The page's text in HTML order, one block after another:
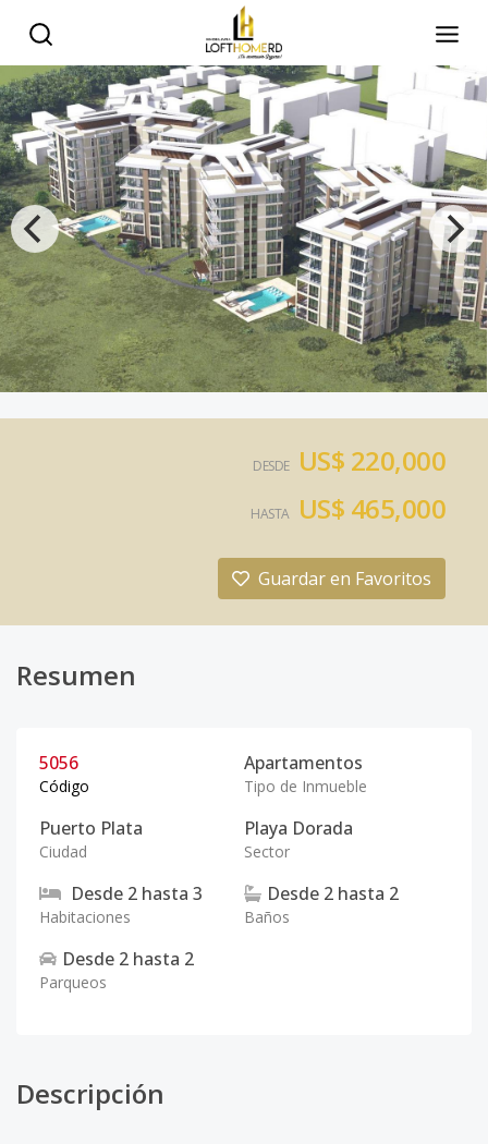
DESDE US$ 220,000
HASTA US$ 465,000
Guardar en Favoritos
Resumen
5056
Código
Apartamentos
Tipo de Inmueble
Puerto Plata
Ciudad
Playa Dorada
Sector
Desde 2 hasta 3
Habitaciones
Desde 2 hasta 2
Baños
Desde 2 hasta 2
Parqueos
Descripción